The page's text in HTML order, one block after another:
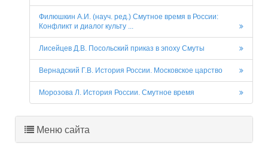
Филюшкин А.И. (науч. ред.) Смутное время в России:
Конфликт и диалог культу ...
Лисейцев Д.В. Посольский приказ в эпоху Смуты
Вернадский Г.В. История России. Московское царство
Морозова Л. История России. Смутное время
Меню сайта